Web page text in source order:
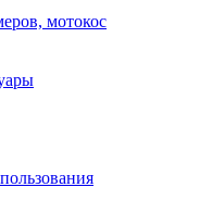
мотокос